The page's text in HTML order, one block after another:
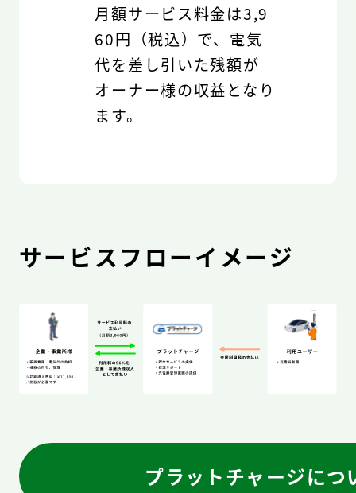
月額サービス料金は3,9
60円（税込）で、電気
代を差し引いた残額が
オーナー様の収益となり
ます。
サービスフローイメージ
プラットチャージにつ